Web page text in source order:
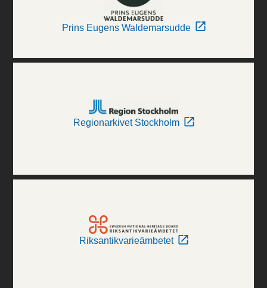
Prins Eugens Waldemarsudde
Regionarkivet Stockholm
Riksantikvarieämbetet